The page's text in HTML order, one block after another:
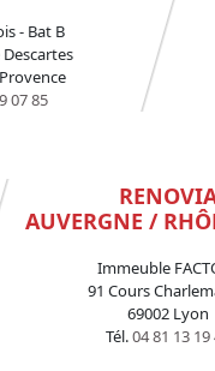
- Bat B
07 85
AUVERGNE /
Immeuble
91 Cours
69002 Lyon
Tél.04 81 13 19